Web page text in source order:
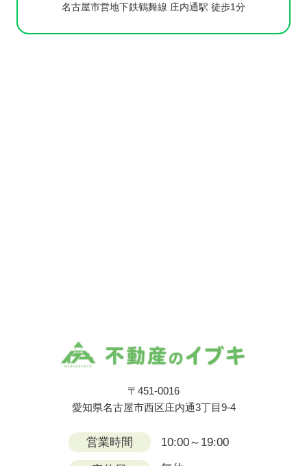
名古屋市営地下鉄鶴舞線 庄内通駅 徒歩1分
〒451-0016
愛知県名古屋市西区庄内通3丁目9-4
営業時間 10:00～19:00